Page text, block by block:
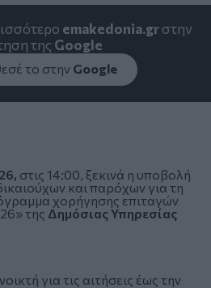
emakedonia.grστην
της Google
το στην Google
στις 14:00, ξεκινά η υποβολή
και παρόχων για τη
χορήγησης επιταγών
της Δημόσιας Υπηρεσίας
για τις αιτήσεις έως την